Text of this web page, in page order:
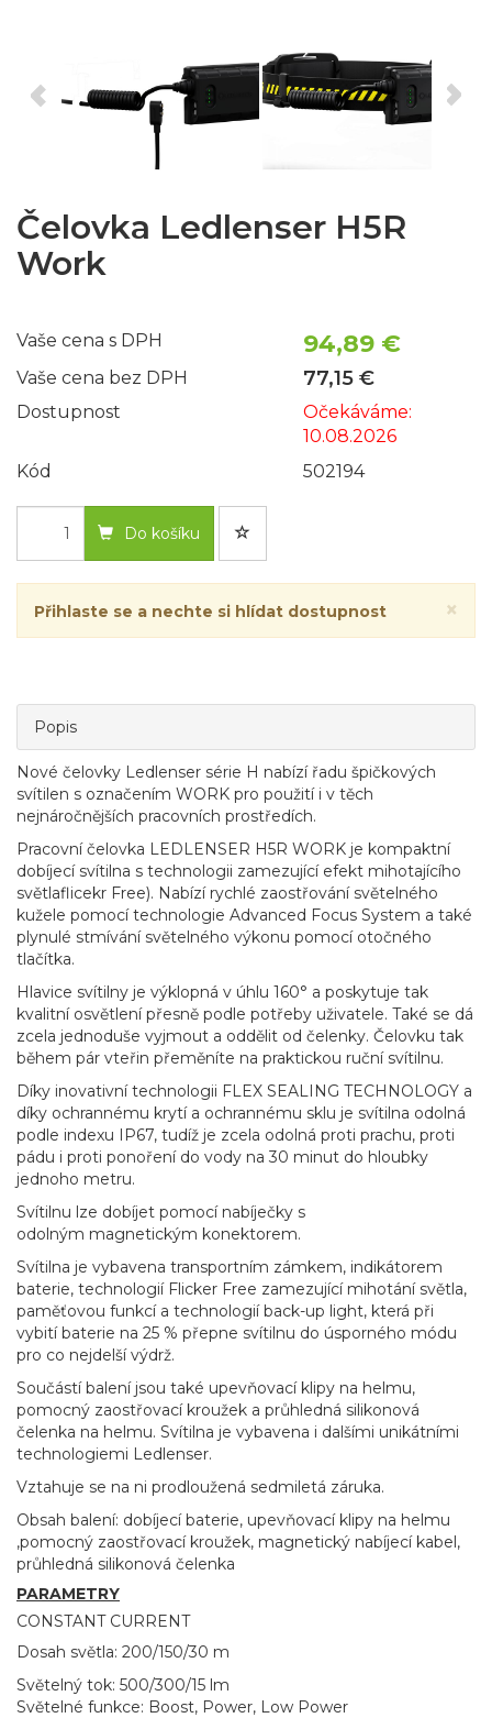
Čelovka Ledlenser H5R
Work
Vaše cena s DPH 94,89 €
Vaše cena bez DPH 77,15 €
Dostupnost
Očekáváme:
10.08.2026
Kód
502194
Do košíku
×
Přihlaste se a nechte si hlídat dostupnost
Popis
Nové čelovky Ledlenser série H nabízí řadu špičkových
svítilen s označením WORK pro použití i v těch
nejnáročnějších pracovních prostředích.
Pracovní čelovka LEDLENSER H5R WORK je kompaktní
dobíjecí svítilna s technologii zamezující efekt mihotajícího
světlaflicekr Free). Nabízí rychlé zaostřování světelného
kužele pomocí technologie Advanced Focus System a také
plynulé stmívání světelného výkonu pomocí otočného
tlačítka.
Hlavice svítilny je výklopná v úhlu 160° a poskytuje tak
kvalitní osvětlení přesně podle potřeby uživatele. Také se dá
zcela jednoduše vyjmout a oddělit od čelenky. Čelovku tak
během pár vteřin přeměníte na praktickou ruční svítilnu.
Díky inovativní technologii FLEX SEALING TECHNOLOGY a
díky ochrannému krytí a ochrannému sklu je svítilna odolná
podle indexu IP67, tudíž je zcela odolná proti prachu, proti
pádu i proti ponoření do vody na 30 minut do hloubky
jednoho metru.
Svítilnu lze dobíjet pomocí nabíječky s
odolným magnetickým konektorem.
Svítilna je vybavena transportním zámkem, indikátorem
baterie, technologií Flicker Free zamezující mihotání světla,
paměťovou funkcí a technologií back-up light, která při
vybití baterie na 25 % přepne svítilnu do úsporného módu
pro co nejdelší výdrž.
Součástí balení jsou také upevňovací klipy na helmu,
pomocný zaostřovací kroužek a průhledná silikonová
čelenka na helmu. Svítilna je vybavena i dalšími unikátními
technologiemi Ledlenser.
Vztahuje se na ni prodloužená sedmiletá záruka.
Obsah balení: dobíjecí baterie, upevňovací klipy na helmu
,pomocný zaostřovací kroužek, magnetický nabíjecí kabel,
průhledná silikonová čelenka
PARAMETRY
CONSTANT CURRENT
Dosah světla: 200/150/30 m
Světelný tok: 500/300/15 lm
Světelné funkce: Boost, Power, Low Power